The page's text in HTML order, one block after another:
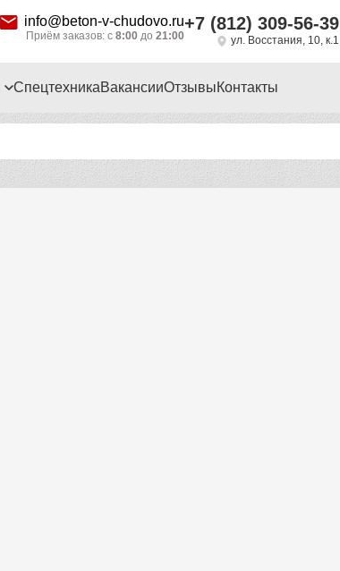
info@beton-v-chudovo.ru
Приём заказов: с 8:00 до 21:00
+7 (812) 309-56-39
ул. Восстания, 10, к.1
СпецтехникаВакансииОтзывыКонтакты